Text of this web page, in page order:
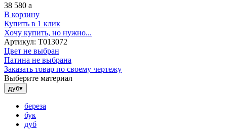
38 580 a
В корзину
Купить в 1 клик
Хочу купить, но нужно...
Артикул: Т013072
Цвет не выбран
Патина не выбрана
Заказать товар по своему чертежу
Выберите материал
дуб▾
береза
бук
дуб